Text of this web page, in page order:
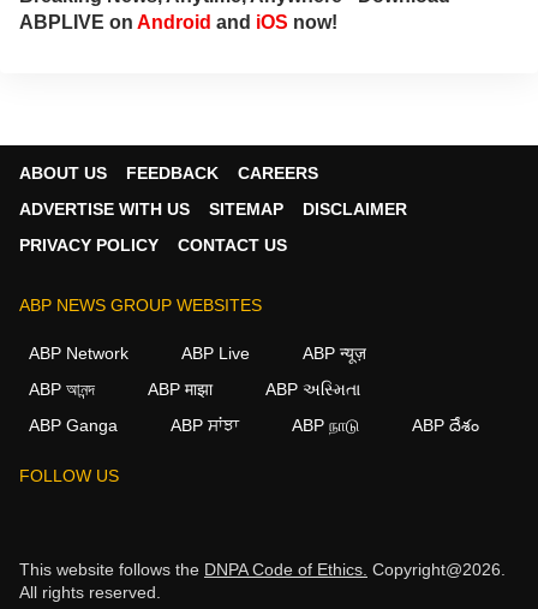
ABPLIVE on Android and iOS now!
ABOUT US FEEDBACK
CAREERS
ADVERTISE WITH US
SITEMAP
DISCLAIMER
PRIVACY POLICY
CONTACT US
ABP NEWS GROUP WEBSITES
ABP Network ABP Live
ABP न्यूज़
ABP আনন্দ
ABP माझा
ABP અસ્મિતા
ABP Ganga
ABP ਸਾਂਝਾ ABP நாடு ABP దేశం
FOLLOW US
This website follows the DNPA Code of Ethics. Copyright@2026.
All rights reserved.